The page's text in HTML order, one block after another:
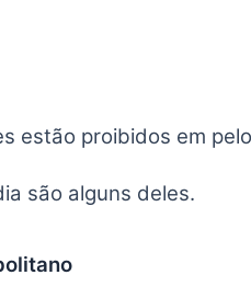
estão proibidos em
são alguns deles.